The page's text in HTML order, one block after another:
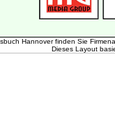
Hannover finden Sie
Dieses Layout